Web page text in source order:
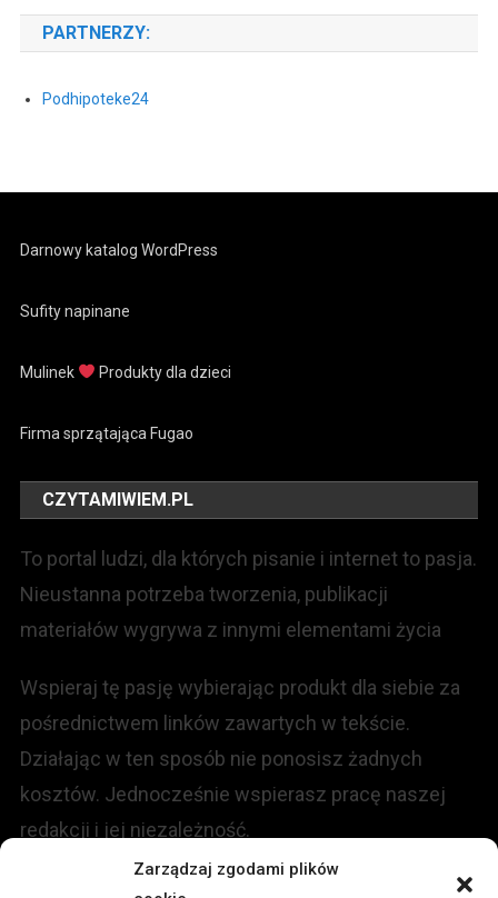
Zarządzaj zgodami plików
PARTNERZY:
Podhipoteke24
Darnowy katalog WordPress
Sufity napinane
Mulinek Produkty dla dzieci
Firma sprzątająca Fugao
CZYTAMIWIEM.PL
To portal ludzi, dla których pisanie i internet to pasja.
Nieustanna potrzeba tworzenia, publikacji
materiałów wygrywa z innymi elementami życia
Wspieraj tę pasję wybierając produkt dla siebie za
pośrednictwem linków zawartych w tekście.
Działając w ten sposób nie ponosisz żadnych
kosztów. Jednocześnie wspierasz pracę naszej
redakcji i jej niezależność.